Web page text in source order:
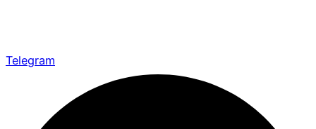
Telegram